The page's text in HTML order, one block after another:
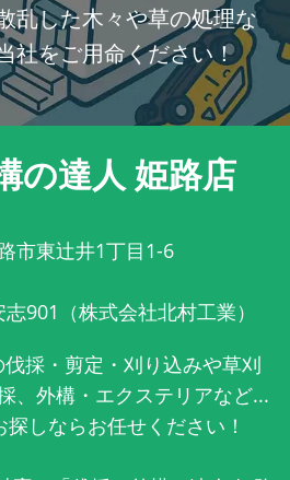
した木々や草の処理な
社をご用命ください！
の達人 姫路店
市東辻井1丁目1-6
901（株式会社北村工業）
採・剪定・刈り込みや草刈
、外構・エクステリアなど...
しならお任せください！